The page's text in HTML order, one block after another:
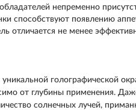
непременно
способствуют появлению
отличается не менее
голографической
от глубины применения.
солнечных лучей,